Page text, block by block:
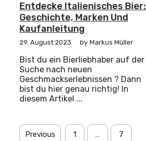
Entdecke Italienisches Bier:
Geschichte, Marken Und
Kaufanleitung
29. August 2023 by Markus Müller
Bist du ein Bierliebhaber auf der
Suche nach neuen
Geschmackserlebnissen ? Dann
bist du hier genau richtig! In
diesem Artikel ...
Previous 1 … 7